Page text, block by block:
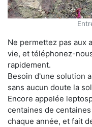
Ne permettez pas aux
vie, et téléphonez-
rapidement.
Besoin d'une solution
sans aucun doute la
Encore appelée
centaines de
chaque année, et fait